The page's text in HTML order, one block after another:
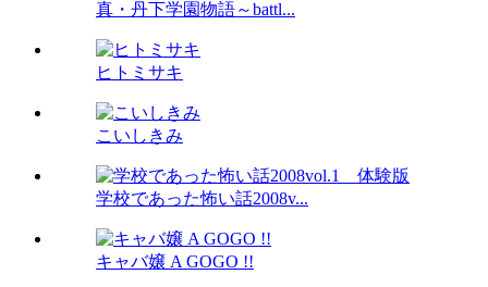
真・丹下学園物語～battl...
ヒトミサキ
こいしきみ
学校であった怖い話2008v...
キャバ嬢 A GOGO !!